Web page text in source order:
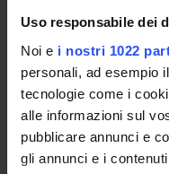
Uso responsabile dei
Noi e i nostri 1022
personali, ad esempio
tecnologie come i
alle informazioni sul
pubblicare annunci e
gli annunci e i
OFFERTA FORMATIVA
CORSI DI STUDIO
DOTTORATI DI
SUPERIORE
Contatti